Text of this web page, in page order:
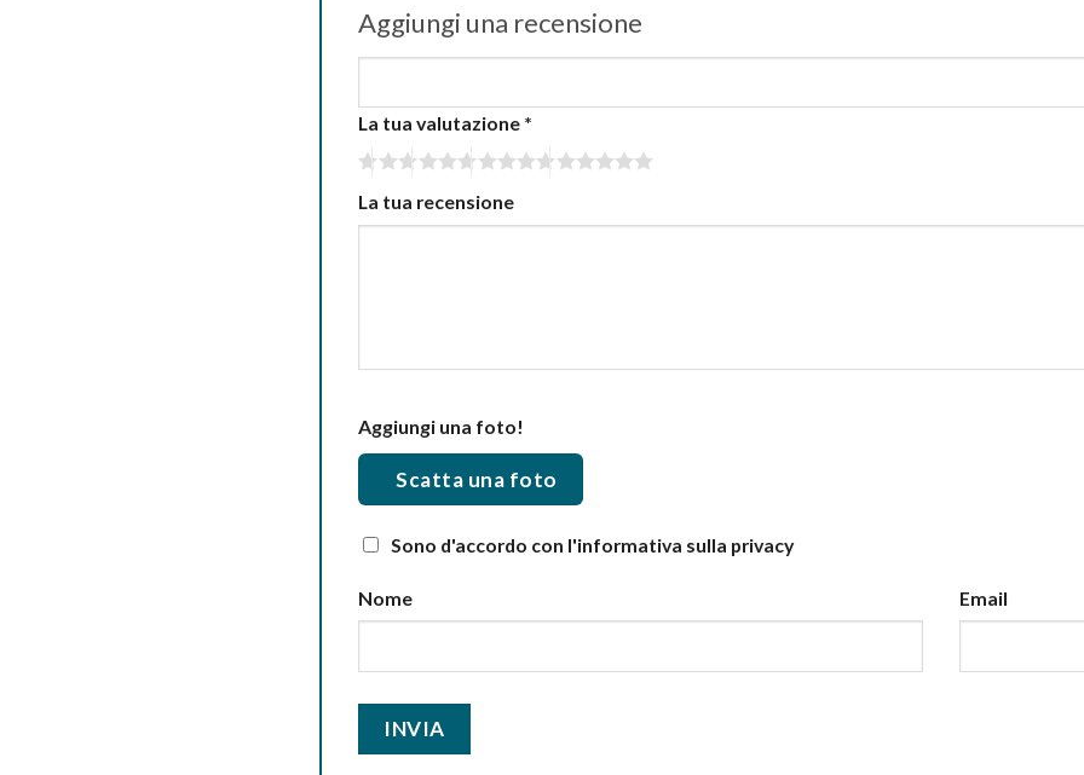
Aggiungi una recensione
La tua valutazione *
La tua recensione
Aggiungi una foto!
Scatta una foto
Sono d'accordo con l'informativa sulla privacy
Nome Email